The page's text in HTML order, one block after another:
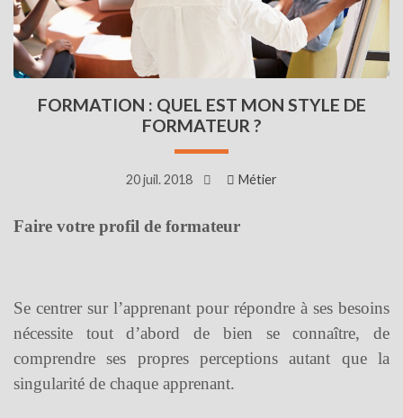
FORMATION : QUEL EST MON STYLE DE
FORMATEUR ?
20 juil. 2018 Métier
Faire votre profil de formateur
Se centrer sur l’apprenant pour répondre à ses besoins
nécessite tout d’abord de bien se connaître, de
comprendre ses propres perceptions autant que la
singularité de chaque apprenant.